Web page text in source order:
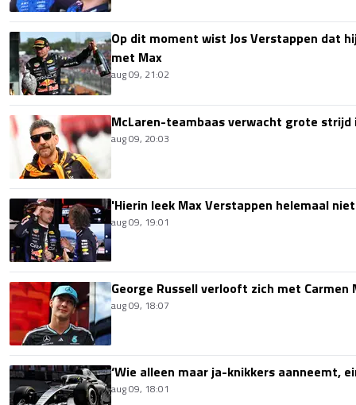
Op dit moment wist Jos Verstappen dat
met Max
aug 09, 21:02
McLaren-teambaas verwacht grote
aug 09, 20:03
'Hierin leek Max Verstappen helemaal
aug 09, 19:01
George Russell verlooft zich met Carmen
aug 09, 18:07
‘Wie alleen maar ja-knikkers aanneemt,
aug 09, 18:01